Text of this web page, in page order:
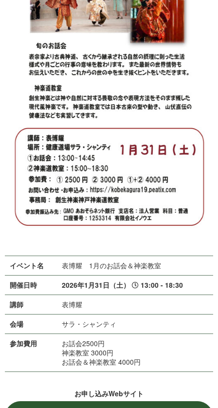
イベント名
表博耀 1月のお話会＆神楽教室
開催日時
2026年1月31日（土）
13:00 - 18:30
講師
表 博 耀
会場
サラ・シ ャ ン テ ィ
参加費用
お話会2500円
神楽教室 3000円
お話会＆神楽教室 4000円
お申し込みWe b サ イ ト